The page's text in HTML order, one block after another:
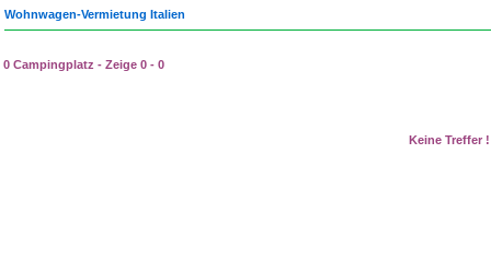
Wohnwagen-Vermietung Italien
0 Campingplatz - Zeige 0 - 0
Keine Treffer !